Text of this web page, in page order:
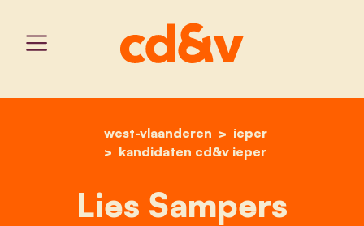
home
west-vlaanderen
ieper
kandidaten cd&v ieper
lies sampers
Lies Sampers